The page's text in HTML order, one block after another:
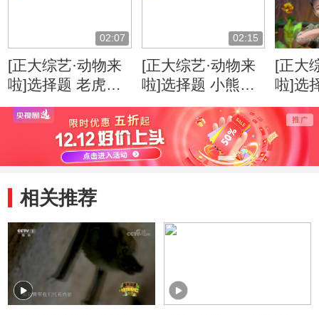
02:07
[正大综艺·动物来
啦]选择题 老虎喜
欢水并且是游泳高
手？
02:15
[正大综艺·动物来
啦]选择题 小熊猫
张开双臂是为了什
么？
[正大
啦]选
泄时
因是？
相关推荐